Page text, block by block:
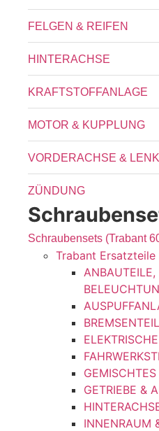
FELGEN & REIFEN
HINTERACHSE
KRAFTSTOFFANLAGE
MOTOR & KUPPLUNG
VORDERACHSE &
ZÜNDUNG
Schraubensets (Trabant
Trabant Ersatzteile
ANBAUTEILE,
GEMISCHTES
GETRIEBE &
INNENRAUM